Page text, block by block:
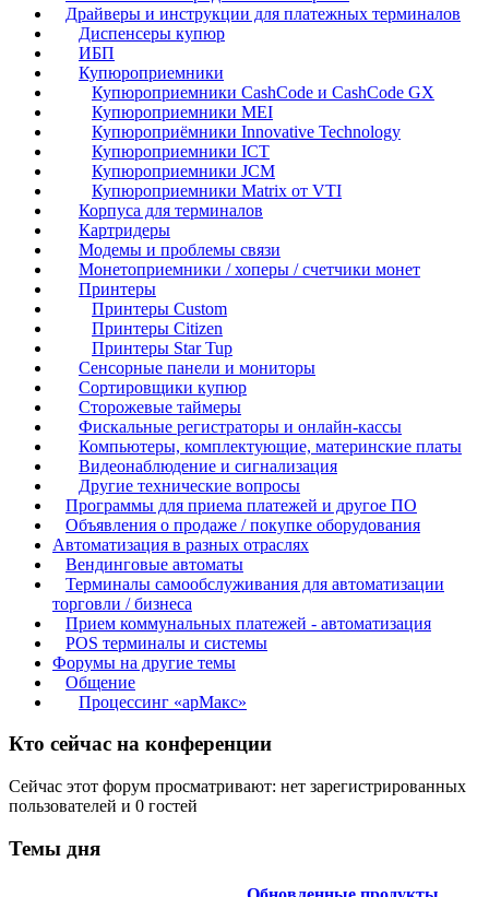
Драйверы и инструкции для платежных терминалов
Диспенсеры купюр
ИБП
Купюроприемники
Купюроприемники CashCode и CashCode GX
Купюроприемники MEI
Купюроприёмники Innovative Technology
Купюроприемники ICT
Купюроприемники JCM
Купюроприемники Matrix от VTI
Корпуса для терминалов
Картридеры
Модемы и проблемы связи
Монетоприемники / хоперы / счетчики монет
Принтеры
Принтеры Custom
Принтеры Citizen
Принтеры Star Tup
Сенсорные панели и мониторы
Сортировщики купюр
Сторожевые таймеры
Фискальные регистраторы и онлайн-кассы
Компьютеры, комплектующие, материнские платы
Видеонаблюдение и сигнализация
Другие технические вопросы
Программы для приема платежей и другое ПО
Объявления о продаже / покупке оборудования
Автоматизация в разных отраслях
Вендинговые автоматы
Терминалы самообслуживания для автоматизации
торговли / бизнеса
Прием коммунальных платежей - автоматизация
POS терминалы и системы
Форумы на другие темы
Общение
Процессинг «арМакс»
Кто сейчас на конференции
Сейчас этот форум просматривают: нет зарегистрированных
пользователей и 0 гостей
Темы дня